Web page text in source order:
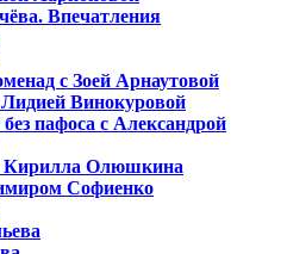
Впечатления
с Зоей Арнаутовой
Винокуровой
пафоса с Александрой
Кирилла Олюшкина
Софиенко